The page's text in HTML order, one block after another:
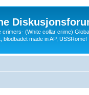
crimers- (White collar crime)
blodbadet made in AP, USSRome!